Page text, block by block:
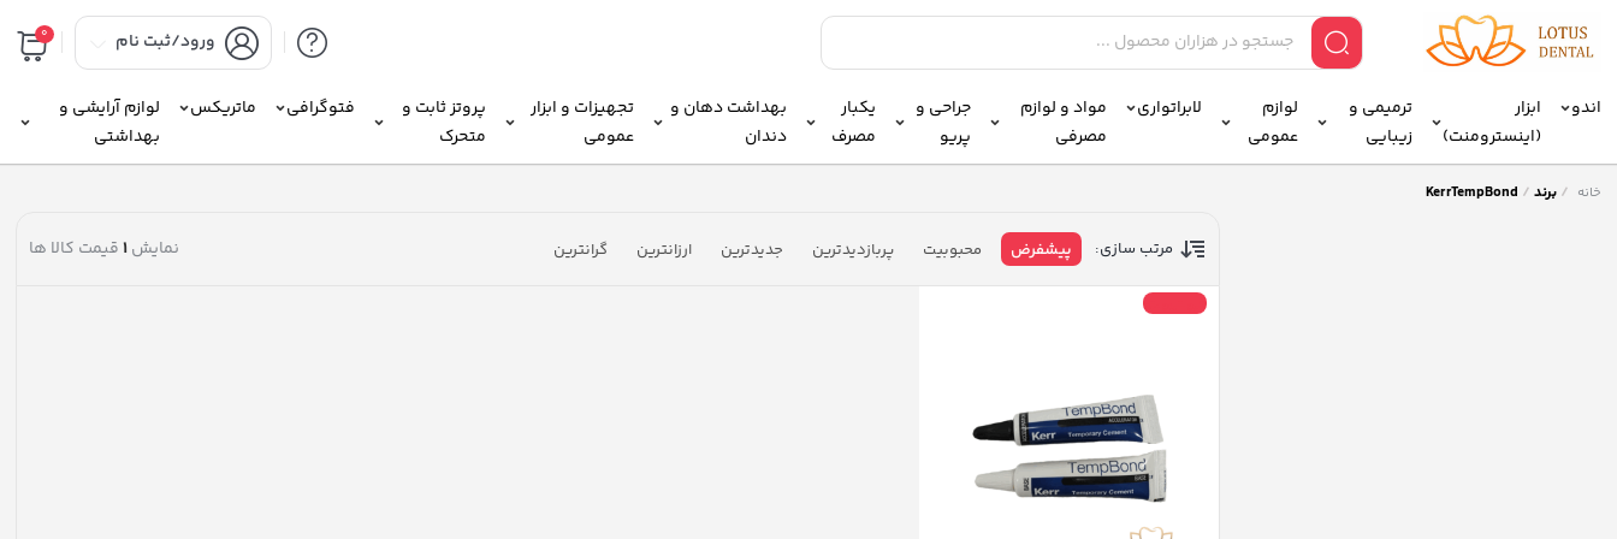
ورود/ثبت نام 0
اندو
ابزار
(اینسترومنت)
ترمیمی و
زیبایی
لوازم
عمومی
لابراتواری
مواد و لوازم
مصرفی
جراحی و
پریو
یکبار
مصرف
بهداشت دهان و
دندان
تجهیزات و ابزار
عمومی
پروتز ثابت و
متحرک
فتوگرافی ماتریکس
لوازم آرایشی و
بهداشتی
خانه /برند /
KerrTempBond
مرتب سازی: پیشفرض محبوبیت پربازدیدترین جدیدترین ارزانترین گرانترین نمایش1 قیمت کالا ها
فروش ویژه